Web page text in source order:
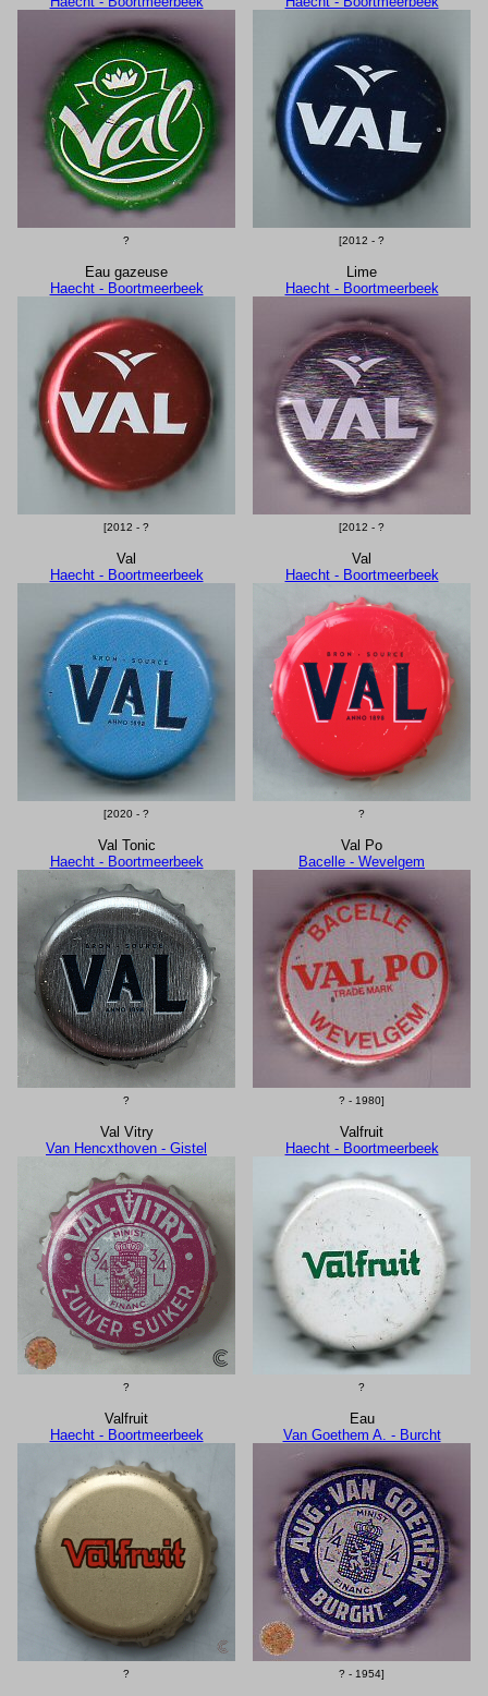
? [2012 - ?
Eau gazeuse
Haecht - Boortmeerbeek
[2012 - ?
Lime
Haecht - Boortmeerbeek
[2012 - ?
Val
Haecht - Boortmeerbeek
[2020 - ?
Val
Haecht - Boortmeerbeek
?
Val Tonic
Haecht - Boortmeerbeek
?
Val Po
Bacelle - Wevelgem
? - 1980]
Val Vitry
Van Hencxthoven - Gistel
?
Valfruit
Haecht - Boortmeerbeek
?
Valfruit
Haecht - Boortmeerbeek
?
Eau
Van Goethem A. - Burcht
? - 1954]